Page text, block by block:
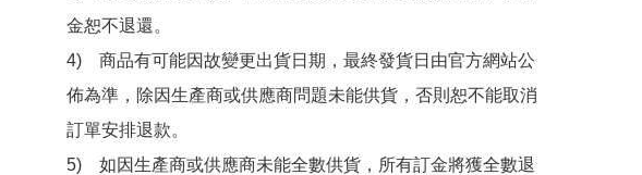
金恕不退還。
4)　商品有可能因故變更出貨日期，最終發貨日由官方網站公
佈為準，除因生產商或供應商問題未能供貨，否則恕不能取消
訂單安排退款。
5)　如因生產商或供應商未能全數供貨，所有訂金將獲全數退